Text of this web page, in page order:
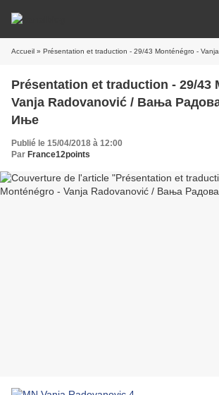
Accueil » Présentation et traduction - 29/43 Monténégro - Vanja Radovanović /
Présentation et traduction - 29/43
Vanja Radovanović / Вања
Иње
Publié le 15/04/2018 à 12:00
Par France12points